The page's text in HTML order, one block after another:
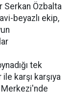
Serkan Özbalta
beyazlı ekip,
tek
karşı karşıya